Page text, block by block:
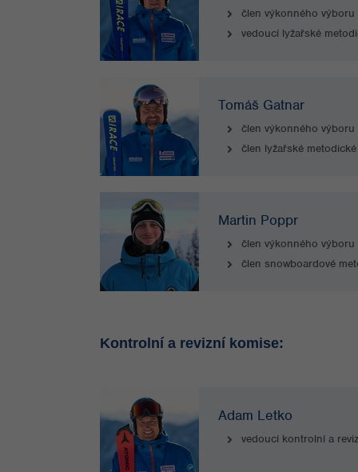
člen výkonného výboru
vedoucí lyžařské
Tomáš Gatnar
člen výkonného výboru
člen lyžařské
Martin Poppr
člen výkonného výboru
člen snowboardové
Kontrolní a revizní komise:
Adam Letko
vedoucí kontrolní a